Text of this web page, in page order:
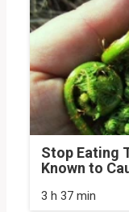
Stop Eating
Known to
3 h 37 min